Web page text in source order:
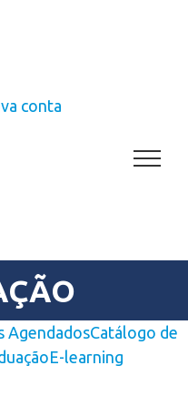
conta
AgendadosCatálogo de
E-learning